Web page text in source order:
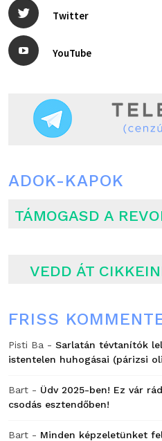
Twitter
YouTube
ADOK-KAPOK
TÁMOGASD A
VEDD ÁT
FRISS
Pisti Ba - Sarlatán tévtanítók
istentelen huhogásai (párizsi
Bart - Üdv 2025-ben! Ez vár
csodás esztendőben!
Bart - Minden képzeletünket